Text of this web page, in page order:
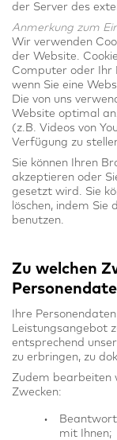
der Server des
Anmerkung zum
Wir verwenden
der Website.
Computer oder Ihr
wenn Sie eine
Die von uns
Website optimal
(z.B. Videos von
Verfügung zu
Sie können Ihren
akzeptieren oder
gesetzt wird. Sie
löschen, indem Sie
benutzen.
Zu welchen
Ihre
Leistungsangebot
entsprechend
zu erbringen, zu
Zudem bearbeiten
Zwecken:
mit Ihnen;